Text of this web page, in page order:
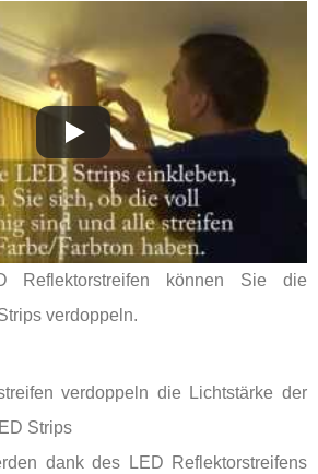
Reflektorstreifen können Sie die
verdoppeln.
verdoppeln die Lichtstärke der
Strips
dank des LED Reflektorstreifens